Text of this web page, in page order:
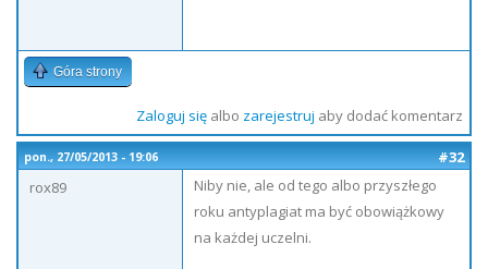
Góra strony
Zaloguj sięalbo zarejestruj aby dodać komentarz
pon., 27/05/2013 - 19:06
#32
rox89
Niby nie, ale od tego albo przyszłego
roku antyplagiat ma być obowiążkowy
na każdej uczelni.